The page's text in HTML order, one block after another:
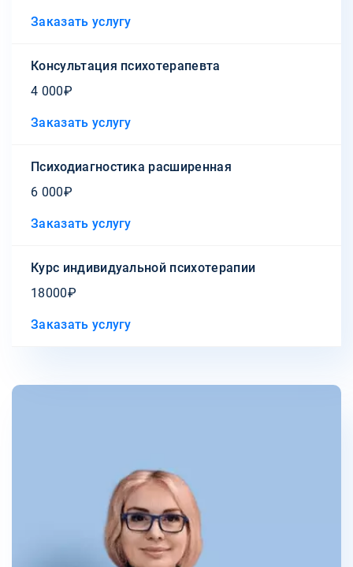
Заказать услугу
Консультация психотерапевта
4 000₽
Заказать услугу
Психодиагностика расширенная
6 000₽
Заказать услугу
Курс индивидуальной психотерапии
18000₽
Заказать услугу